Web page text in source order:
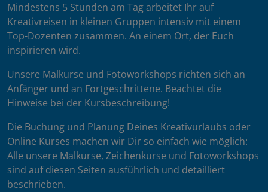
Mindestens 5 Stunden am Tag arbeitet Ihr auf
Kreativreisen in kleinen Gruppen intensiv mit einem
Top-Dozenten zusammen. An einem Ort, der Euch
inspirieren wird.
Unsere Malkurse und Fotoworkshops richten sich an
Anfänger und an Fortgeschrittene. Beachtet die
Hinweise bei der Kursbeschreibung!
Die Buchung und Planung Deines Kreativurlaubs oder
Online Kurses machen wir Dir so einfach wie möglich:
Alle unsere Malkurse, Zeichenkurse und Fotoworkshops
sind auf diesen Seiten ausführlich und detailliert
beschrieben.